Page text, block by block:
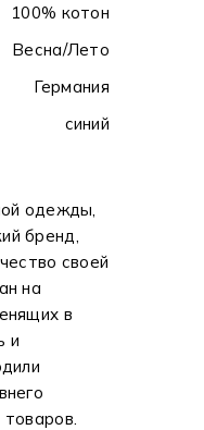
100% котон
Весна/Лето
Германия
синий
одежды,
бренд,
своей
на
в
и